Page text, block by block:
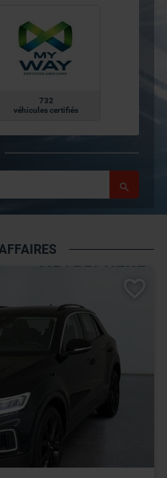
732
véhicules certifiés